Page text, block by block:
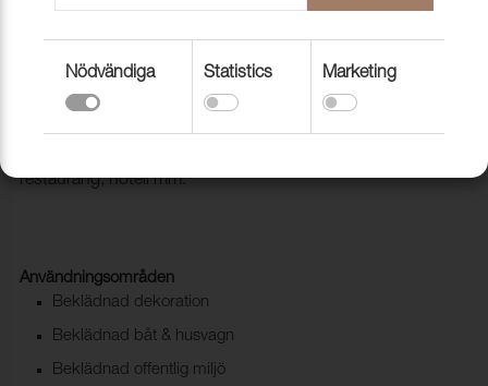
Konstläder Star Satin Bronce
2055013
restaurang, hotell mm.
Användningsområden
Beklädnad dekoration
Beklädnad båt & husvagn
Beklädnad offentlig miljö
Nödvändiga Statistics Marketing